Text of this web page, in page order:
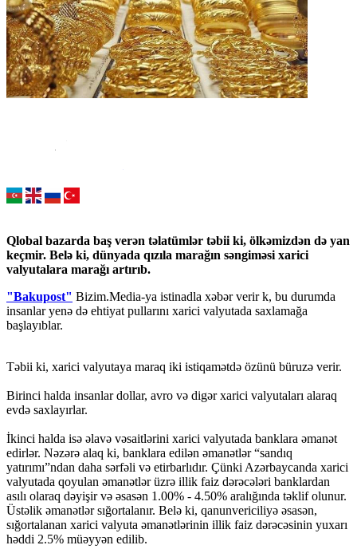
Qlobal bazarda baş verən təlatümlər təbii ki, ölkəmizdən də yan
keçmir. Belə ki, dünyada qızıla marağın səngiməsi xarici
valyutalara marağı artırıb.
"Bakupost" Bizim.Media-ya istinadla xəbər verir k, bu durumda
insanlar yenə də ehtiyat pullarını xarici valyutada saxlamağa
başlayıblar.
Təbii ki, xarici valyutaya maraq iki istiqamətdə özünü büruzə verir.
Birinci halda insanlar dollar, avro və digər xarici valyutaları alaraq
evdə saxlayırlar.
İkinci halda isə əlavə vəsaitlərini xarici valyutada banklara əmanət
edirlər. Nəzərə alaq ki, banklara edilən əmanətlər “sandıq
yatırımı”ndan daha sərfəli və etirbarlıdır. Çünki Azərbaycanda xarici
valyutada qoyulan əmanətlər üzrə illik faiz dərəcələri banklardan
asılı olaraq dəyişir və əsasən 1.00% - 4.50% aralığında təklif olunur.
Üstəlik əmanətlər sığortalanır. Belə ki, qanunvericiliyə əsasən,
sığortalanan xarici valyuta əmanətlərinin illik faiz dərəcəsinin yuxarı
həddi 2.5% müəyyən edilib.